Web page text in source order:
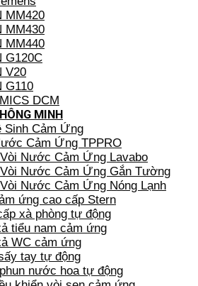
MM420
MM430
MM440
G120C
V20
G110
DCM
MINH
Sinh Cảm Ứng
Cảm Ứng TPPRO
Vòi Nước Cảm Ứng Lavabo
Vòi Nước Cảm Ứng Gắn Tường
Vòi Nước Cảm Ứng Nóng Lạnh
ứng cao cấp Stern
xà phòng tự động
tiểu nam cảm ứng
WC cảm ứng
tay tự động
nước hoa tự động